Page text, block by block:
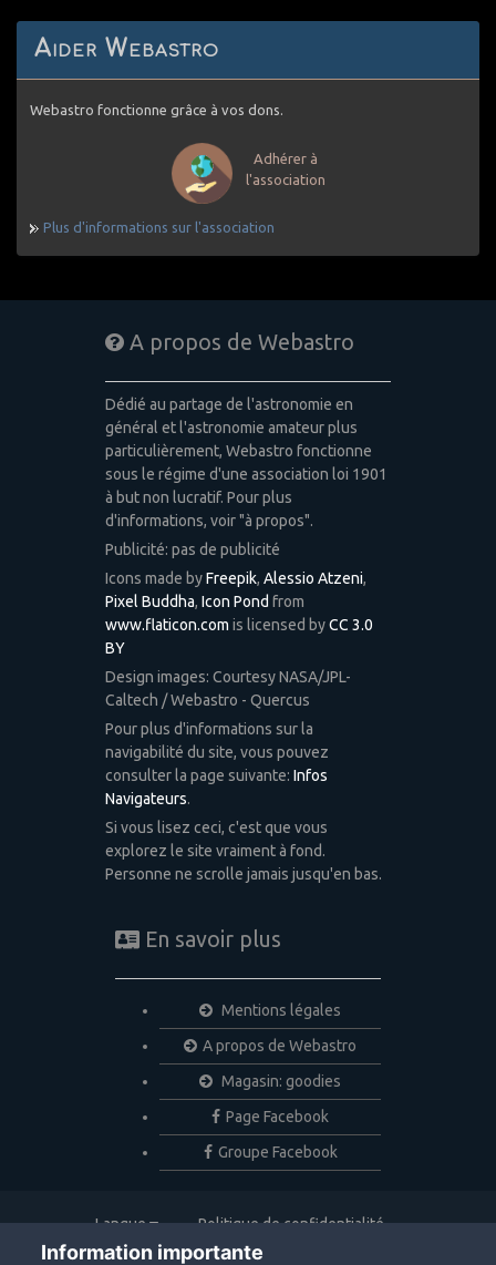
Aider Webastro
Webastro fonctionne grâce à vos dons.
Adhérer à
l'association
Plus d'informations sur l'association
A propos de Webastro
Dédié au partage de l'astronomie en
général et l'astronomie amateur plus
particulièrement, Webastro fonctionne
sous le régime d'une association loi 1901
à but non lucratif. Pour plus
d'informations, voir "à propos".
Publicité: pas de publicité
Icons made byFreepik, Alessio Atzeni,
Pixel Buddha, Icon Pond from
www.flaticon.com is licensed byCC 3.0
BY
Design images: Courtesy NASA/JPL-
Caltech / Webastro - Quercus
Pour plus d'informations sur la
navigabilité du site, vous pouvez
consulter la page suivante: Infos
Navigateurs.
Si vous lisez ceci, c'est que vous
explorez le site vraiment à fond.
Personne ne scrolle jamais jusqu'en bas.
En savoir plus
Mentions légales
A propos de Webastro
Magasin: goodies
Page Facebook
Groupe Facebook
Langue
Politique de confidentialité
Nous contacter
Information importante